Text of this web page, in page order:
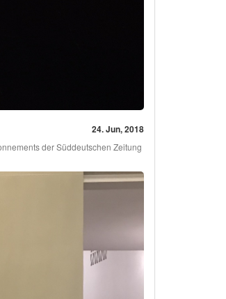
24. Jun, 2018
der Süddeutschen Zeitung